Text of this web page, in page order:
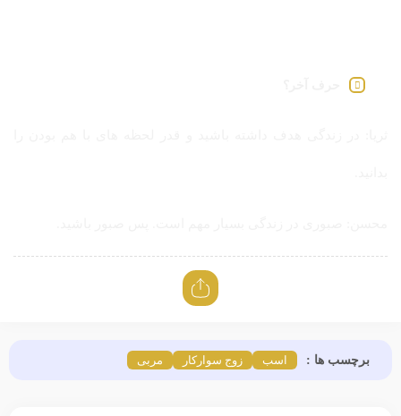
برچسب ها : اسب زوج سوارکار مربی